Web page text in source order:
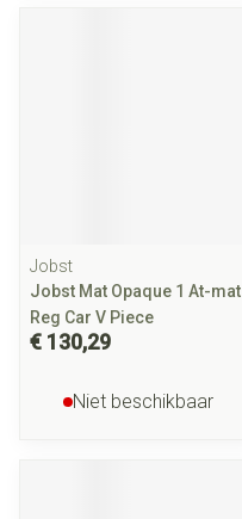
Jobst
Jobst Mat Opaque 1 At-mat
Reg Car V Piece
€ 130,29
Niet beschikbaar